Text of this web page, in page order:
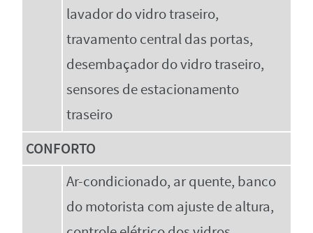
lavador do vidro traseiro,
travamento central das portas,
desembaçador do vidro traseiro,
sensores de estacionamento
traseiro
CONFORTO
Ar-condicionado, ar quente, banco
do motorista com ajuste de altura,